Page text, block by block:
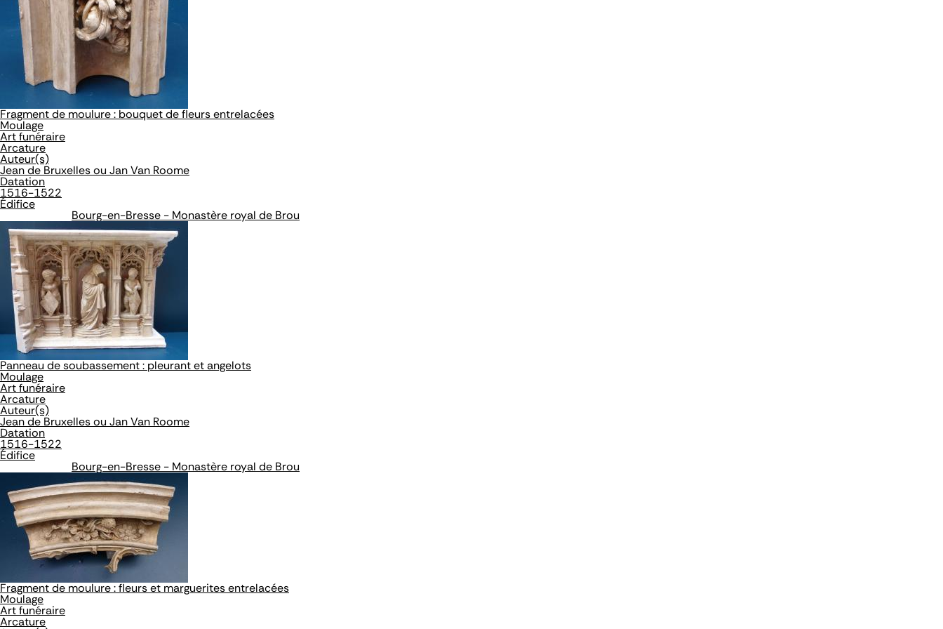
Fragment de moulure : bouquet de fleurs entrelacées
Moulage
Art funéraire
Arcature
Auteur(s)
Jean de Bruxelles ou Jan Van Roome
Datation
1516-1522
Édifice
Bourg-en-Bresse - Monastère royal de Brou
Panneau de soubassement : pleurant et angelots
Moulage
Art funéraire
Arcature
Auteur(s)
Jean de Bruxelles ou Jan Van Roome
Datation
1516-1522
Édifice
Bourg-en-Bresse - Monastère royal de Brou
Fragment de moulure : fleurs et marguerites entrelacées
Moulage
Art funéraire
Arcature